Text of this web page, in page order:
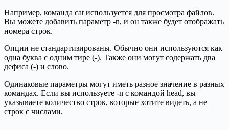
Например, команда cat используется для просмотра файлов.
Вы можете добавить параметр -n, и он также будет отображать
номера строк.
Опции не стандартизированы. Обычно они используются как
одна буква с одним тире (-). Также они могут содержать два
дефиса (-) и слово.
Одинаковые параметры могут иметь разное значение в разных
командах. Если вы используете -n с командой head, вы
указываете количество строк, которые хотите видеть, а не
строк с числами.